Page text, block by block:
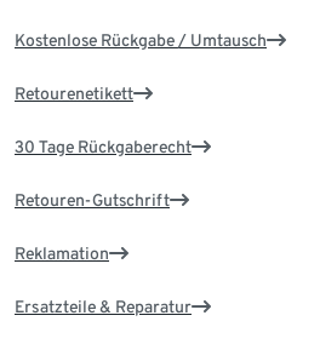
Kostenlose Rückgabe / Umtausch
Retourenetikett
30 Tage Rückgaberecht
Retouren-Gutschrift
Reklamation
Ersatzteile & Reparatur